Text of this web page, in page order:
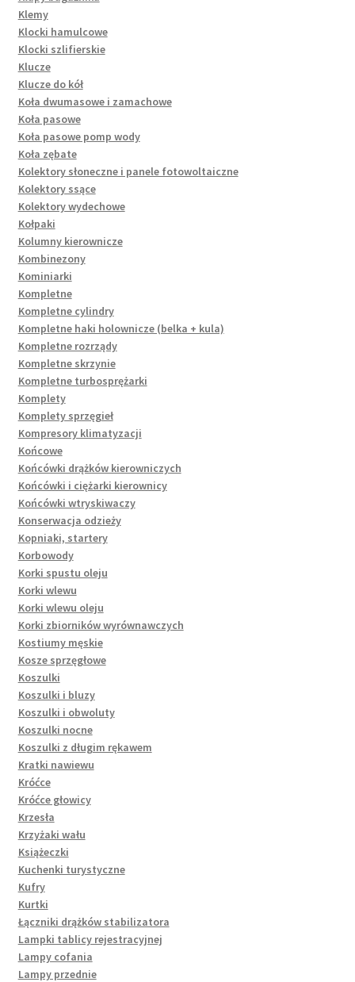
Klemy
Klocki hamulcowe
Klocki szlifierskie
Klucze
Klucze do kół
Koła dwumasowe i zamachowe
Koła pasowe
Koła pasowe pomp wody
Koła zębate
Kolektory słoneczne i panele fotowoltaiczne
Kolektory ssące
Kolektory wydechowe
Kołpaki
Kolumny kierownicze
Kombinezony
Kominiarki
Kompletne
Kompletne cylindry
Kompletne haki holownicze (belka + kula)
Kompletne rozrządy
Kompletne skrzynie
Kompletne turbosprężarki
Komplety
Komplety sprzęgieł
Kompresory klimatyzacji
Końcowe
Końcówki drążków kierowniczych
Końcówki i ciężarki kierownicy
Końcówki wtryskiwaczy
Konserwacja odzieży
Kopniaki, startery
Korbowody
Korki spustu oleju
Korki wlewu
Korki wlewu oleju
Korki zbiorników wyrównawczych
Kostiumy męskie
Kosze sprzęgłowe
Koszulki
Koszulki i bluzy
Koszulki i obwoluty
Koszulki nocne
Koszulki z długim rękawem
Kratki nawiewu
Króćce
Króćce głowicy
Krzesła
Krzyżaki wału
Książeczki
Kuchenki turystyczne
Kufry
Kurtki
Łączniki drążków stabilizatora
Lampki tablicy rejestracyjnej
Lampy cofania
Lampy przednie